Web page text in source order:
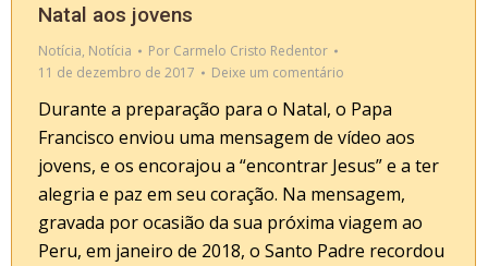
Natal aos jovens
Notícia, Notícia Por Carmelo Cristo Redentor
11 de dezembro de 2017
Deixe um comentário
Durante a preparação para o Natal, o Papa
Francisco enviou uma mensagem de vídeo aos
jovens, e os encorajou a “encontrar Jesus” e a ter
alegria e paz em seu coração. Na mensagem,
gravada por ocasião da sua próxima viagem ao
Peru, em janeiro de 2018, o Santo Padre recordou